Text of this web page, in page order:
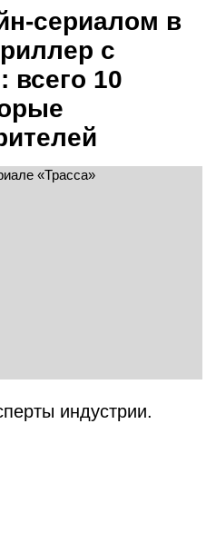
сериалом в
с
всего 10
индустрии.